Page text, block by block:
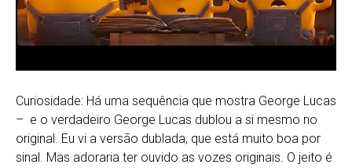
Curiosidade: Há uma sequência que mostra George Lucas
– e o verdadeiro George Lucas dublou a si mesmo no
original. Eu vi a versão dublada, que está muito boa por
sinal. Mas adoraria ter ouvido as vozes originais. O jeito é